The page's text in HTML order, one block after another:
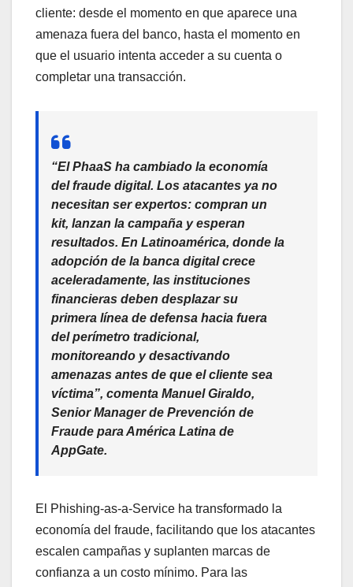
cliente: desde el momento en que aparece una
amenaza fuera del banco, hasta el momento en
que el usuario intenta acceder a su cuenta o
completar una transacción.
“El PhaaS ha cambiado la economía
del fraude digital. Los atacantes ya no
necesitan ser expertos: compran un
kit, lanzan la campaña y esperan
resultados. En Latinoamérica, donde la
adopción de la banca digital crece
aceleradamente, las instituciones
financieras deben desplazar su
primera línea de defensa hacia fuera
del perímetro tradicional,
monitoreando y desactivando
amenazas antes de que el cliente sea
víctima”, comenta Manuel Giraldo,
Senior Manager de Prevención de
Fraude para América Latina de
AppGate.
El Phishing-as-a-Service ha transformado la
economía del fraude, facilitando que los atacantes
escalen campañas y suplanten marcas de
confianza a un costo mínimo. Para las